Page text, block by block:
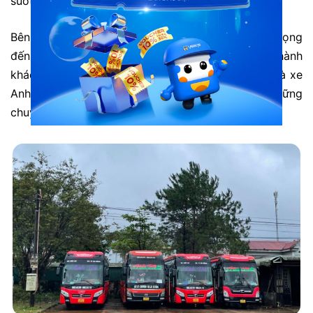
Bên cạnh đó, đội ngũ lái xe của Anh Vũ luôn chú trọng
đến yếu tố an toàn và đúng giờ, mang đến cho hành
khách cảm giác yên tâm khi lựa chọn dịch vụ. Nhà xe
Anh Vũ cam kết phục vụ tận tâm và đem lại những
chuyến đi đáng nhớ cho bạn.